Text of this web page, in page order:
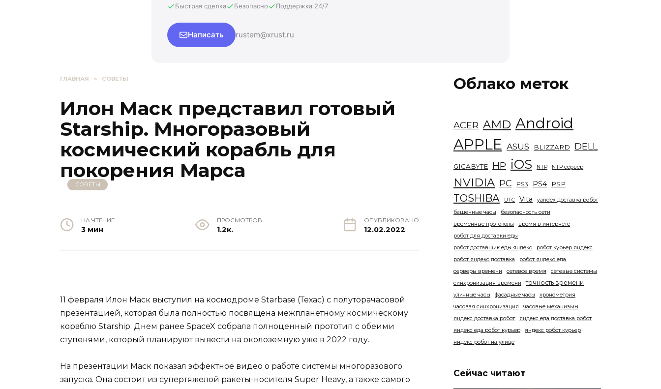
Быстрая сделка Безопасно Поддержка 24/7
Написать rustem@xrust.ru
ГЛАВНАЯ » СОВЕТЫ
Илон Маск представил готовый
Starship. Многоразовый
космический корабль для
покорения Марса
СОВЕТЫ
НА ЧТЕНИЕ
3 мин
ПРОСМОТРОВ
1.2к.
ОПУБЛИКОВАНО
12.02.2022
11 февраля Илон Маск выступил на космодроме Starbase (Техас) с полуторачасовой
презентацией, которая была полностью посвящена межпланетному космическому
кораблю Starship. Днем ранее SpaceX собрала полноценный прототип с обеими
ступенями, который планируют вывести на околоземную уже в 2022 году.
На презентации Маск показал эффектное видео о работе системы многоразового
запуска. Она состоит из супертяжелой ракеты-носителя Super Heavy, а также самого
Облако меток
ACER AMD Android
APPLE ASUS BLIZZARD DELL
GIGABYTE HP iOS NTP NTP сервер
NVIDIA PC PS3 PS4 PSP
TOSHIBA UTC Vita
yandex доставка робот
башенные часы
безопасность сети
временные протоколы
время в интернете
робот для доставки еды
робот доставщик еды яндекс
робот курьер яндекс
робот яндекс доставка
робот яндекс еда
серверы времени
сетевое время
сетевые системы
синхронизация времени
точность времени
уличные часы фасадные часы
хронометрия
часовая синхронизация
часовые механизмы
яндекс доставка робот
яндекс еда доставка робот
яндекс еда робот курьер
яндекс робот курьер
яндекс робот на улице
Сейчас читают